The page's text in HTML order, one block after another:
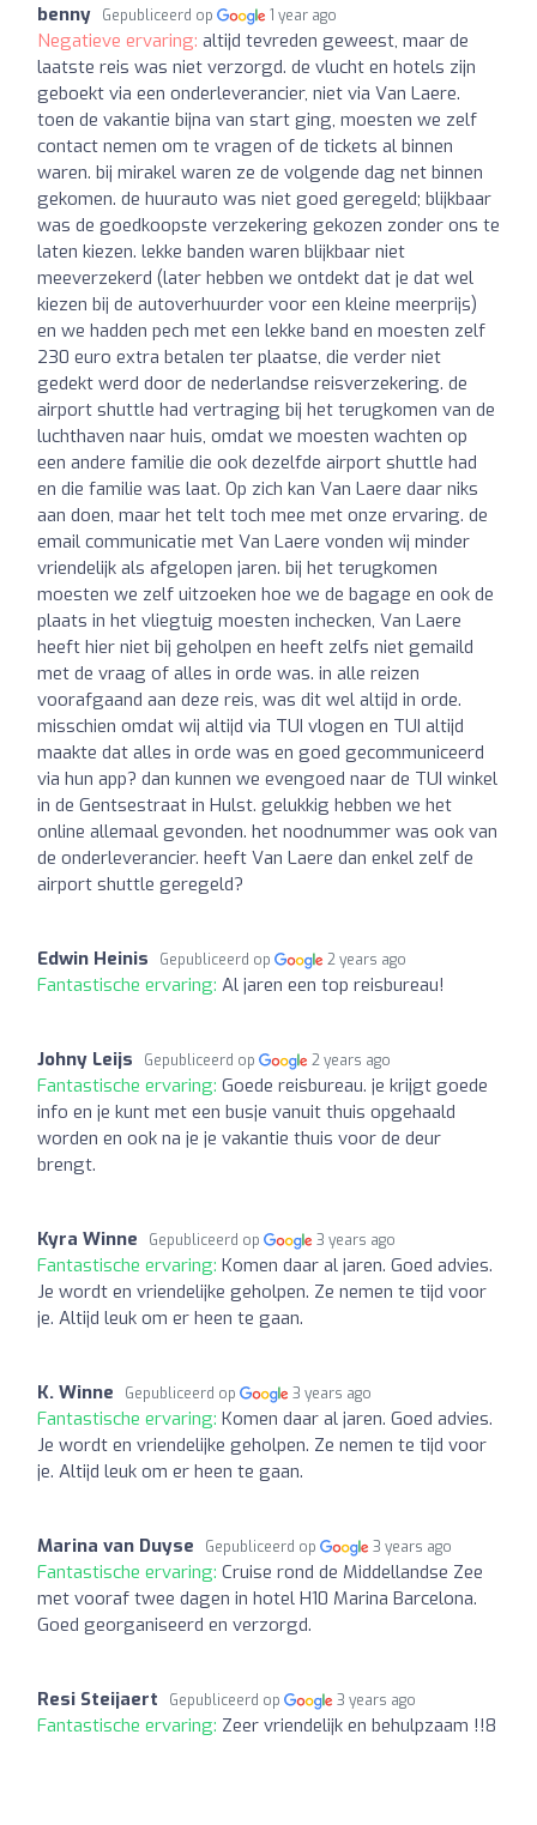
benny Gepubliceerd op 1 year ago
Negatieve ervaring: altijd tevreden geweest, maar de
laatste reis was niet verzorgd. de vlucht en hotels zijn
geboekt via een onderleverancier, niet via Van Laere.
toen de vakantie bijna van start ging, moesten we zelf
contact nemen om te vragen of de tickets al binnen
waren. bij mirakel waren ze de volgende dag net binnen
gekomen. de huurauto was niet goed geregeld; blijkbaar
was de goedkoopste verzekering gekozen zonder ons te
laten kiezen. lekke banden waren blijkbaar niet
meeverzekerd (later hebben we ontdekt dat je dat wel
kiezen bij de autoverhuurder voor een kleine meerprijs)
en we hadden pech met een lekke band en moesten zelf
230 euro extra betalen ter plaatse, die verder niet
gedekt werd door de nederlandse reisverzekering. de
airport shuttle had vertraging bij het terugkomen van de
luchthaven naar huis, omdat we moesten wachten op
een andere familie die ook dezelfde airport shuttle had
en die familie was laat. Op zich kan Van Laere daar niks
aan doen, maar het telt toch mee met onze ervaring. de
email communicatie met Van Laere vonden wij minder
vriendelijk als afgelopen jaren. bij het terugkomen
moesten we zelf uitzoeken hoe we de bagage en ook de
plaats in het vliegtuig moesten inchecken, Van Laere
heeft hier niet bij geholpen en heeft zelfs niet gemaild
met de vraag of alles in orde was. in alle reizen
voorafgaand aan deze reis, was dit wel altijd in orde.
misschien omdat wij altijd via TUI vlogen en TUI altijd
maakte dat alles in orde was en goed gecommuniceerd
via hun app? dan kunnen we evengoed naar de TUI winkel
in de Gentsestraat in Hulst. gelukkig hebben we het
online allemaal gevonden. het noodnummer was ook van
de onderleverancier. heeft Van Laere dan enkel zelf de
airport shuttle geregeld?
Edwin Heinis Gepubliceerd op 2 years ago
Fantastische ervaring: Al jaren een top reisbureau!
Johny Leijs Gepubliceerd op 2 years ago
Fantastische ervaring: Goede reisbureau. je krijgt goede
info en je kunt met een busje vanuit thuis opgehaald
worden en ook na je je vakantie thuis voor de deur
brengt.
Kyra Winne Gepubliceerd op 3 years ago
Fantastische ervaring: Komen daar al jaren. Goed advies.
Je wordt en vriendelijke geholpen. Ze nemen te tijd voor
je. Altijd leuk om er heen te gaan.
K. Winne Gepubliceerd op 3 years ago
Fantastische ervaring: Komen daar al jaren. Goed advies.
Je wordt en vriendelijke geholpen. Ze nemen te tijd voor
je. Altijd leuk om er heen te gaan.
Marina van Duyse Gepubliceerd op 3 years ago
Fantastische ervaring: Cruise rond de Middellandse Zee
met vooraf twee dagen in hotel H10 Marina Barcelona.
Goed georganiseerd en verzorgd.
Resi Steijaert Gepubliceerd op 3 years ago
Fantastische ervaring: Zeer vriendelijk en behulpzaam !!8